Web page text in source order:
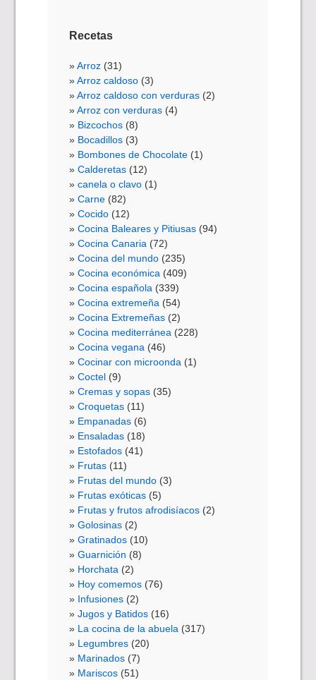
Recetas
Arroz (31)
Arroz caldoso (3)
Arroz caldoso con verduras (2)
Arroz con verduras (4)
Bizcochos (8)
Bocadillos (3)
Bombones de Chocolate (1)
Calderetas (12)
canela o clavo (1)
Carne (82)
Cocido (12)
Cocina Baleares y Pitiusas (94)
Cocina Canaria (72)
Cocina del mundo (235)
Cocina económica (409)
Cocina española (339)
Cocina extremeña (54)
Cocina Extremeñas (2)
Cocina mediterránea (228)
Cocina vegana (46)
Cocinar con microonda (1)
Coctel (9)
Cremas y sopas (35)
Croquetas (11)
Empanadas (6)
Ensaladas (18)
Estofados (41)
Frutas (11)
Frutas del mundo (3)
Frutas exóticas (5)
Frutas y frutos afrodisíacos (2)
Golosinas (2)
Gratinados (10)
Guarnición (8)
Horchata (2)
Hoy comemos (76)
Infusiones (2)
Jugos y Batidos (16)
La cocina de la abuela (317)
Legumbres (20)
Marinados (7)
Mariscos (51)